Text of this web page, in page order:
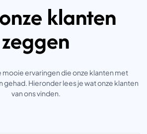
klanten
zeggen
mooie ervaringen die onze klanten met
gehad. Hieronder lees je wat onze klanten
van ons vinden.